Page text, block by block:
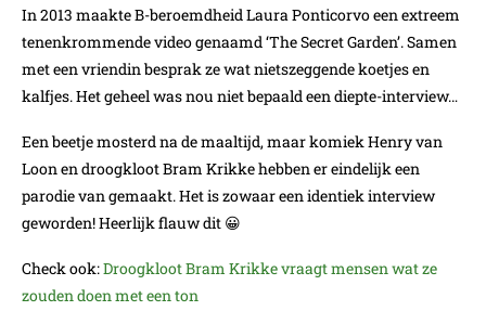
In 2013 maakte B-beroemdheid Laura Ponticorvo een extreem
tenenkrommende video genaamd ‘The Secret Garden’. Samen
met een vriendin besprak ze wat nietszeggende koetjes en
kalfjes. Het geheel was nou niet bepaald een diepte-interview…
Een beetje mosterd na de maaltijd, maar komiek Henry van
Loon en droogkloot Bram Krikke hebben er eindelijk een
parodie van gemaakt. Het is zowaar een identiek interview
geworden! Heerlijk flauw dit 😀
Check ook:Droogkloot Bram Krikke vraagt mensen wat ze
zouden doen met een ton